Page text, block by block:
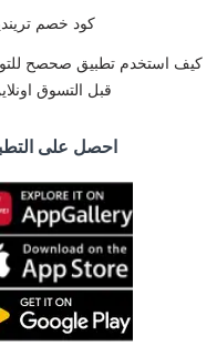
كود خصم
كيف استخدم تطبيق صحصح
قبل التسوق
احصل على